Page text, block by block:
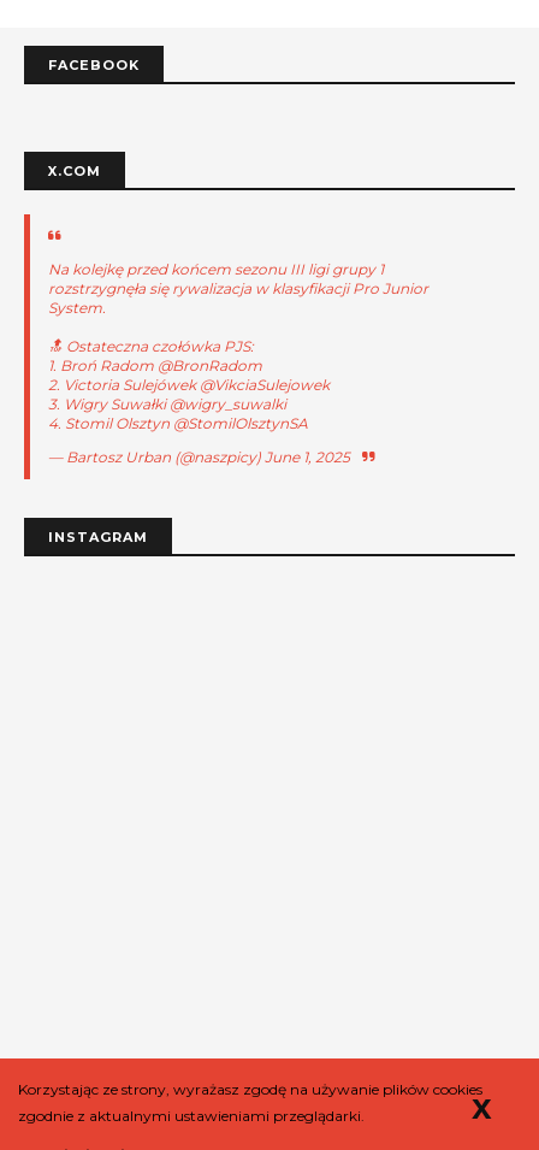
FACEBOOK
X.COM
Na kolejkę przed końcem sezonu III ligi grupy 1
rozstrzygnęła się rywalizacja w klasyfikacji Pro Junior
System.
🔝 Ostateczna czołówka PJS:
1. Broń Radom @BronRadom
2. Victoria Sulejówek @VikciaSulejowek
3. Wigry Suwałki@wigry_suwalki
4. Stomil Olsztyn @StomilOlsztynSA
— Bartosz Urban (@naszpicy) June 1, 2025
INSTAGRAM
. Wszelkie prawa do treści autorskich
Korzystając ze strony, wyrażasz zgodę na używanie plików cookies
zgodnie z aktualnymi ustawieniami przeglądarki.
x